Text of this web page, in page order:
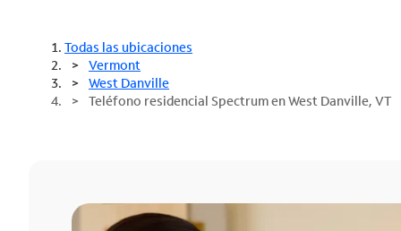
Todas las ubicaciones
Vermont
West Danville
Teléfono residencial Spectrum en West Danville, VT